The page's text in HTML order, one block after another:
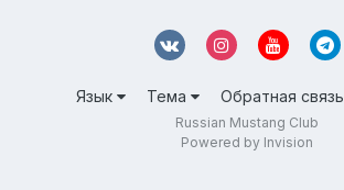
Язык Тема Обратная связь
Russian Mustang Club
Powered by Invision